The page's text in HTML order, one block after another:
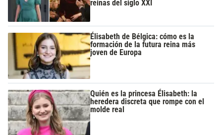
reinas del siglo XXI
Élisabeth de Bélgica: cómo es la
formación de la futura reina más
joven de Europa
Quién es la princesa Élisabeth: la
heredera discreta que rompe con el
molde real